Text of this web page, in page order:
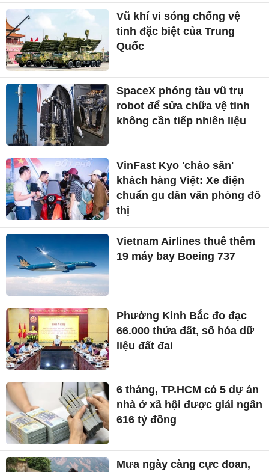
Vũ khí vi sóng chống vệ
tinh đặc biệt của Trung
Quốc
SpaceX phóng tàu vũ trụ
robot để sửa chữa vệ tinh
không cần tiếp nhiên liệu
VinFast Kyo 'chào sân'
khách hàng Việt: Xe điện
chuẩn gu dân văn phòng đô
thị
Vietnam Airlines thuê thêm
19 máy bay Boeing 737
Phường Kinh Bắc đo đạc
66.000 thửa đất, số hóa dữ
liệu đất đai
6 tháng, TP.HCM có 5 dự án
nhà ở xã hội được giải ngân
616 tỷ đồng
Mưa ngày càng cực đoan,